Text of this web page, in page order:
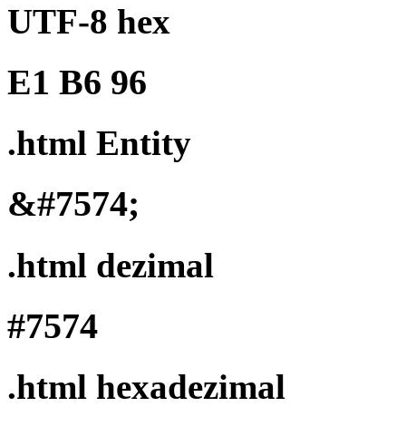
UTF-8 hex
E1 B6 96
.html Entity
&#7574;
.html dezimal
#7574
.html hexadezimal